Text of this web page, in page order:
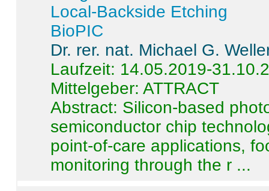
Local-Backside Etching
BioPIC
Dr. rer. nat. Michael G.
Laufzeit: 14.05.2019-
Mittelgeber: ATTRACT
Abstract: Silicon-based
semiconductor chip
point-of-care applications,
monitoring through the r ...